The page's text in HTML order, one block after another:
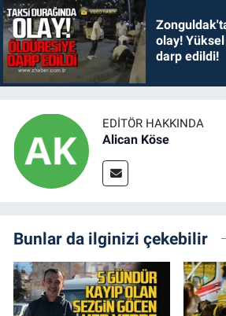
olay!
darp edildi!
EDITÖR HAKKINDA
Alican Köse
Bunlar da ilginizi çekebilir